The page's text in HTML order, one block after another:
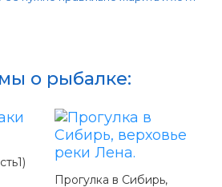
о рыбалке:
Прогулка в Сибирь,